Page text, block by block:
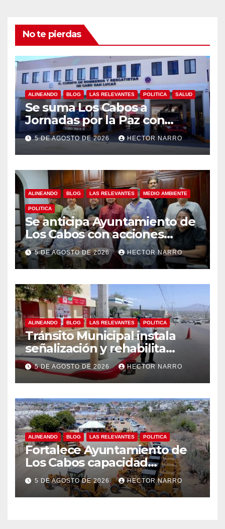
No te pierdas
ALINEANDO BLOG LAS RELEVANTES POLITICA SALUD
Se suma Los Cabos a
Jornadas por la Paz con
capacitación en primeros
auxilios para jóvenes
5 DE AGOSTO DE 2026 HECTOR NARRO
ALINEANDO BLOG LAS RELEVANTES MEDIO AMBIENTE
POLITICA
Se anticipa Ayuntamiento de
Los Cabos con acciones
preventivas ante lluvias en el
centro histórico
5 DE AGOSTO DE 2026 HECTOR NARRO
ALINEANDO BLOG LAS RELEVANTES POLITICA
Tránsito Municipal instala
señalización y rehabilita
cruces peatonales en Los
Cabos
5 DE AGOSTO DE 2026 HECTOR NARRO
ALINEANDO BLOG LAS RELEVANTES POLITICA
Fortalece Ayuntamiento de
Los Cabos capacidad
operativa de Servicios
Públicos con recursos del
FISAM
5 DE AGOSTO DE 2026 HECTOR NARRO